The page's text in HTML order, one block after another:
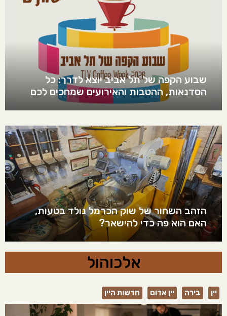
שבוע הקפה של תל אביב יוצא לדרך: כל
הסדנאות, ההטבות והאירועים שמחכים לכם
הזהב השחור של שוק הכרמל נולד בטעות,
האם הוא פה כדי להישאר?
אלכוהול
יין בירה יין אדום חדשות היין